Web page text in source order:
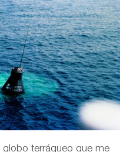
globo terráqueo que me